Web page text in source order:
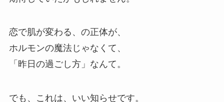
恋で肌が変わる、の正体が、
ホルモンの魔法じゃなくて、
「昨日の過ごし方」なんて。
でも、これは、いい知らせです。